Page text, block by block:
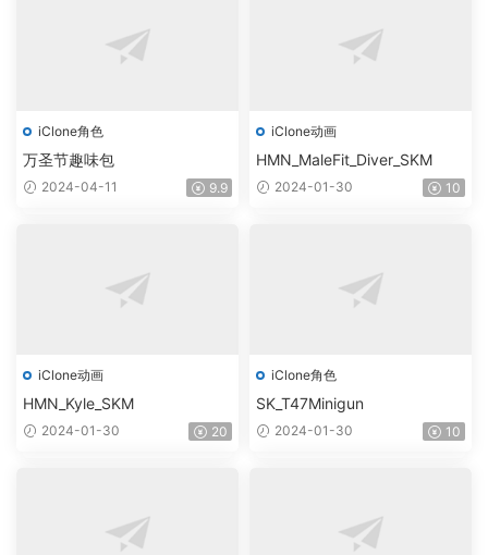
iClone角色
万圣节趣味包
2024-04-11 9.9
iClone动画
HMN_MaleFit_Diver_SKM
2024-01-30 10
iClone动画
HMN_Kyle_SKM
2024-01-30 20
iClone角色
SK_T47Minigun
2024-01-30 10